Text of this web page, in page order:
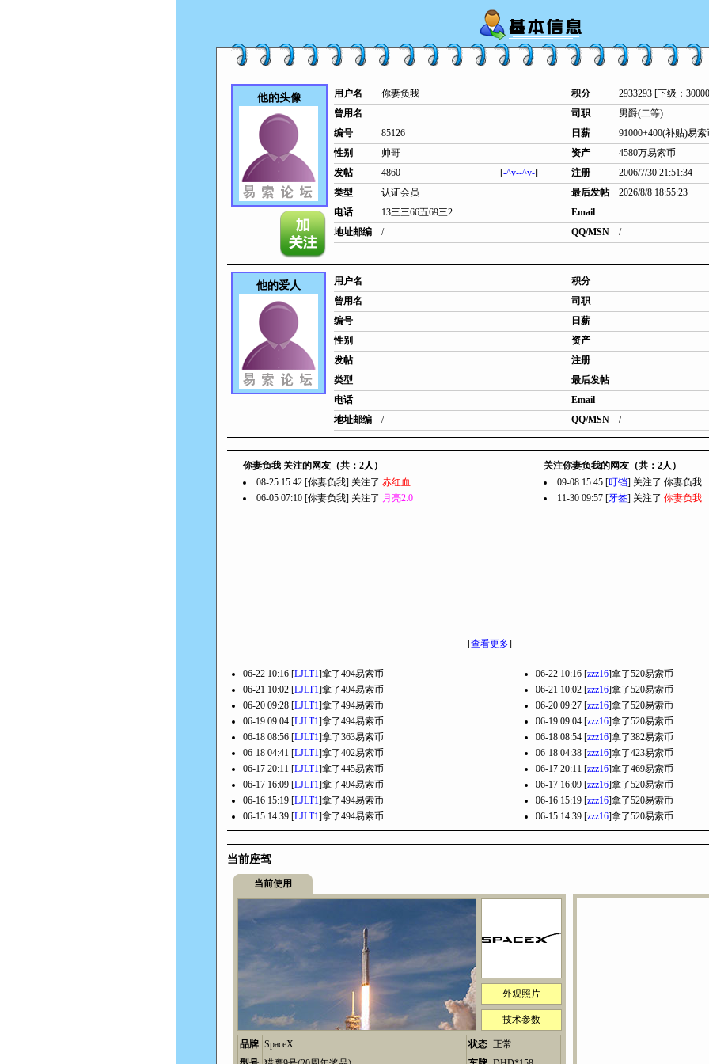
他的头像 用户名 你妻负我 积分 2933293 [下级：
曾用名
司职 男爵(二等)
编号
85126 日薪 91000+400(补贴)易索
性别
帅哥 资产 4580万易索币
发帖
4860 [-^v--^v-] 注册
2006/7/30 21:51:34
类型
认证会员 最后发帖
2026/8/8 18:55:23
电话
13三三66五69三2
Email
地址邮编
/ QQ/MSN /
他的爱人 用户名
积分
曾用名
-- 司职
编号
日薪
性别
资产
发帖
注册
类型
最后发帖
电话
Email
地址邮编
/ QQ/MSN /
你妻负我 关注的网友（共：2人）
08-25 15:42 [你妻负我] 关注了 赤红血
06-05 07:10 [你妻负我] 关注了 月亮2.0
[查看更多]
关注你妻负我的网友（共：2人）
09-08 15:45 [叮铛] 关注了 你妻负我
11-30 09:57 [牙签] 关注了 你妻负我
06-22 10:16 [LJLT1]拿了494易索币 06-22 10:16 [zzz16]拿了520易索币
06-21 10:02 [LJLT1]拿了494易索币 06-21 10:02 [zzz16]拿了520易索币
06-20 09:28 [LJLT1]拿了494易索币 06-20 09:27 [zzz16]拿了520易索币
06-19 09:04 [LJLT1]拿了494易索币 06-19 09:04 [zzz16]拿了520易索币
06-18 08:56 [LJLT1]拿了363易索币 06-18 08:54 [zzz16]拿了382易索币
06-18 04:41 [LJLT1]拿了402易索币 06-18 04:38 [zzz16]拿了423易索币
06-17 20:11 [LJLT1]拿了445易索币 06-17 20:11 [zzz16]拿了469易索币
06-17 16:09 [LJLT1]拿了494易索币 06-17 16:09 [zzz16]拿了520易索币
06-16 15:19 [LJLT1]拿了494易索币 06-16 15:19 [zzz16]拿了520易索币
06-15 14:39 [LJLT1]拿了494易索币 06-15 14:39 [zzz16]拿了520易索币
当前座驾
当前使用
外观照片
技术参数
品牌 SpaceX 状态 正常